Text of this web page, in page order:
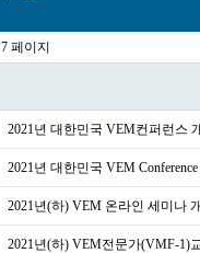
7 페이지
2021년 대한민국 VEM컨퍼런스
2021년 대한민국 VEM
2021년(하) VEM 온라인 세미나
2021년(하) VEM전문가(VMF-1)